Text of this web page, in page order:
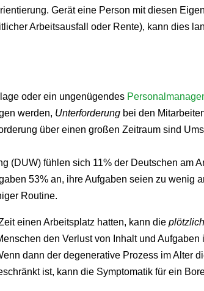
Gerät eine Person mit diesen
Arbeitsausfall oder Rente), kann dies
oder ein ungenügendes
werden, Unterforderung bei den
über einen großen Zeitraum sind
(DUW) fühlen sich 11% der Deutschen am
53% an, ihre Aufgaben seien zu wenig
Routine.
einen Arbeitsplatz hatten, kann die
den Verlust von Inhalt und
dann der degenerative Prozess im Alter
ist, kann die Symptomatik für ein